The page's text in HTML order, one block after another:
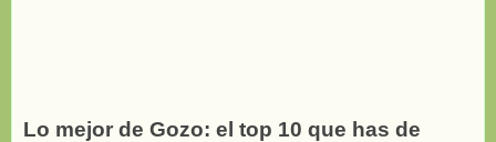
Lo mejor de Gozo: el top 10 que has de